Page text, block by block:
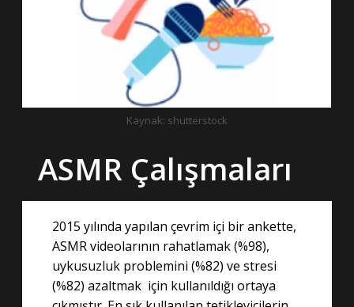
Kaynak: shutterstock
ASMR Çalışmaları
2015 yılında yapılan çevrim içi bir ankette,
ASMR videolarının rahatlamak (%98),
uykusuzluk problemini (%82) ve stresi
(%82) azaltmak için kullanıldığı ortaya